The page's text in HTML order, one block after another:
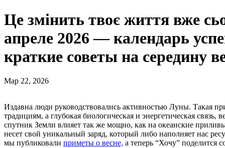
Це змінить твоє життя вже
апреле 2026 — календарь
краткие советы на середину
Мар 22, 2026
Издавна люди руководствовались активностью Луны. Такая привычка актуальна до сих пор. Это не просто дань
традициям, а глубокая биологическая и энергетическая
спутник Земли влияет так же мощно, как на океанские
несет свой уникальный заряд, который либо наполняет нас
мы публиковали приметы о весне, а теперь “Хочу” поделится